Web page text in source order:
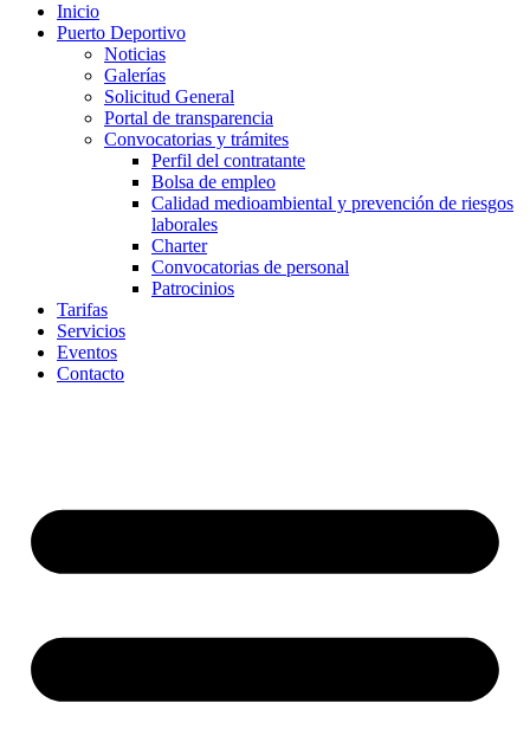
Inicio
Puerto Deportivo
Noticias
Galerías
Solicitud General
Portal de transparencia
Convocatorias y trámites
Perfil del contratante
Bolsa de empleo
Calidad medioambiental y prevención de riesgos
laborales
Charter
Convocatorias de personal
Patrocinios
Tarifas
Servicios
Eventos
Contacto